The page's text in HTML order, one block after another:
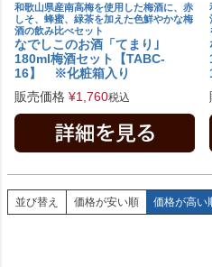
和歌山県産南高梅を使用した梅酒に、赤
しそ、蜂蜜、緑茶を加えた色鮮やかな梅
酒の飲み比べセット
なでしこのお酒「てまり｣
180ml梅酒セット【TABC-
16】 ※化粧箱入り
販売価格 ¥1,760税込
並び替え 価格が安い順 価格が高い